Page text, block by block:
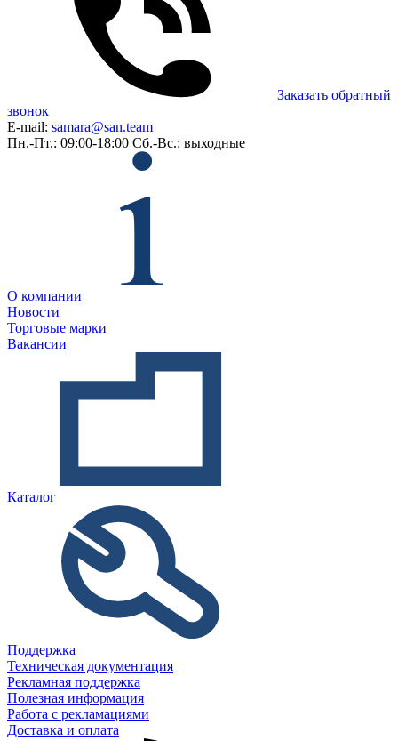
Заказать обратный
звонок
E-mail: samara@san.team
Пн.-Пт.: 09:00-18:00 Сб.-Вс.: выходные
О компании
Новости
Торговые марки
Вакансии
Каталог
Поддержка
Техническая документация
Рекламная поддержка
Полезная информация
Работа с рекламациями
Доставка и оплата